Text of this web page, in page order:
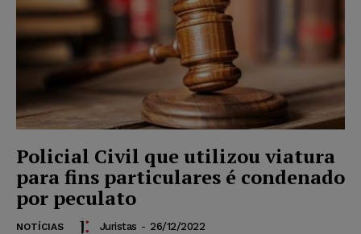
Policial Civil que utilizou viatura
para fins particulares é condenado
por peculato
NOTÍCIAS Juristas - 26/12/2022